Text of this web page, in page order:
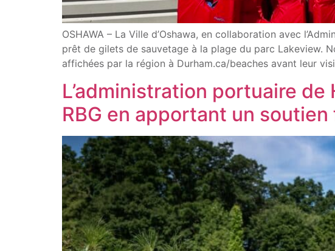
OSHAWA – La Ville d’Oshawa, en collaboration avec
prêt de gilets de sauvetage à la plage du parc Lakeview.
affichées par la région à Durham.ca/beaches avant leur
L’administration portuaire
RBG en apportant un soutien